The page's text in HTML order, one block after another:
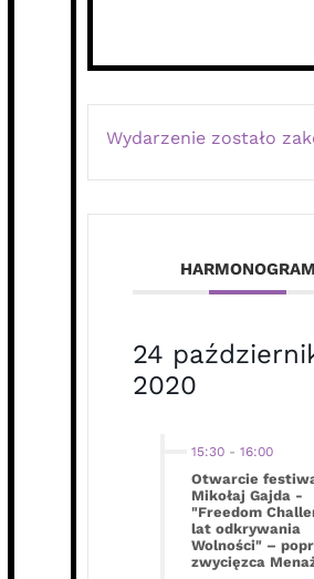
Wydarzenie zostało
HARMONOGRAM
24
2020
15:30 - 16:00
Otwarcie
Mikołaj Gajda -
"Freedom
lat odkrywania
Wolności" –
zwycięzca